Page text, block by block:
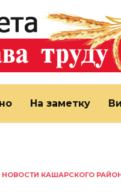
На заметку
НОВОСТИ КАШАРСКОГО